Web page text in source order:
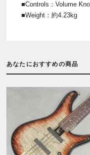
■Controls：Volume
■Weight：約4.23kg
あなたにおすすめの商品